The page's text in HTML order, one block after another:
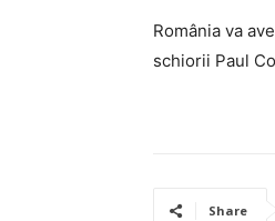
România va
schiorii Paul
Share